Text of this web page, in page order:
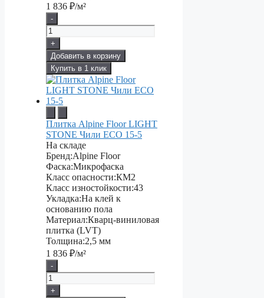
1 836 ₽/м²
-
+
Добавить в корзину
Купить в 1 клик
Плитка Alpine Floor LIGHT
STONE Чили ЕСО 15-5
На складе
Бренд:Alpine Floor
Фаска:Микрофаска
Класс опасности:КМ2
Класс изностойкости:43
Укладка:На клей к
основанию пола
Материал:Кварц-виниловая
плитка (LVT)
Толщина:2,5 мм
1 836 ₽/м²
-
+